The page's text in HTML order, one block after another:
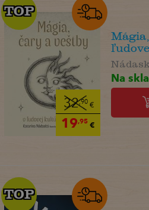
32,90€
19,95€
TOP
TOP
Na
TOP
TOP